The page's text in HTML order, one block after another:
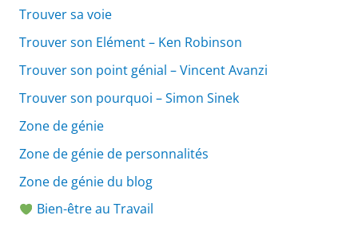
Trouver sa voie
Trouver son Elément – Ken Robinson
Trouver son point génial – Vincent Avanzi
Trouver son pourquoi – Simon Sinek
Zone de génie
Zone de génie de personnalités
Zone de génie du blog
Bien-être au Travail